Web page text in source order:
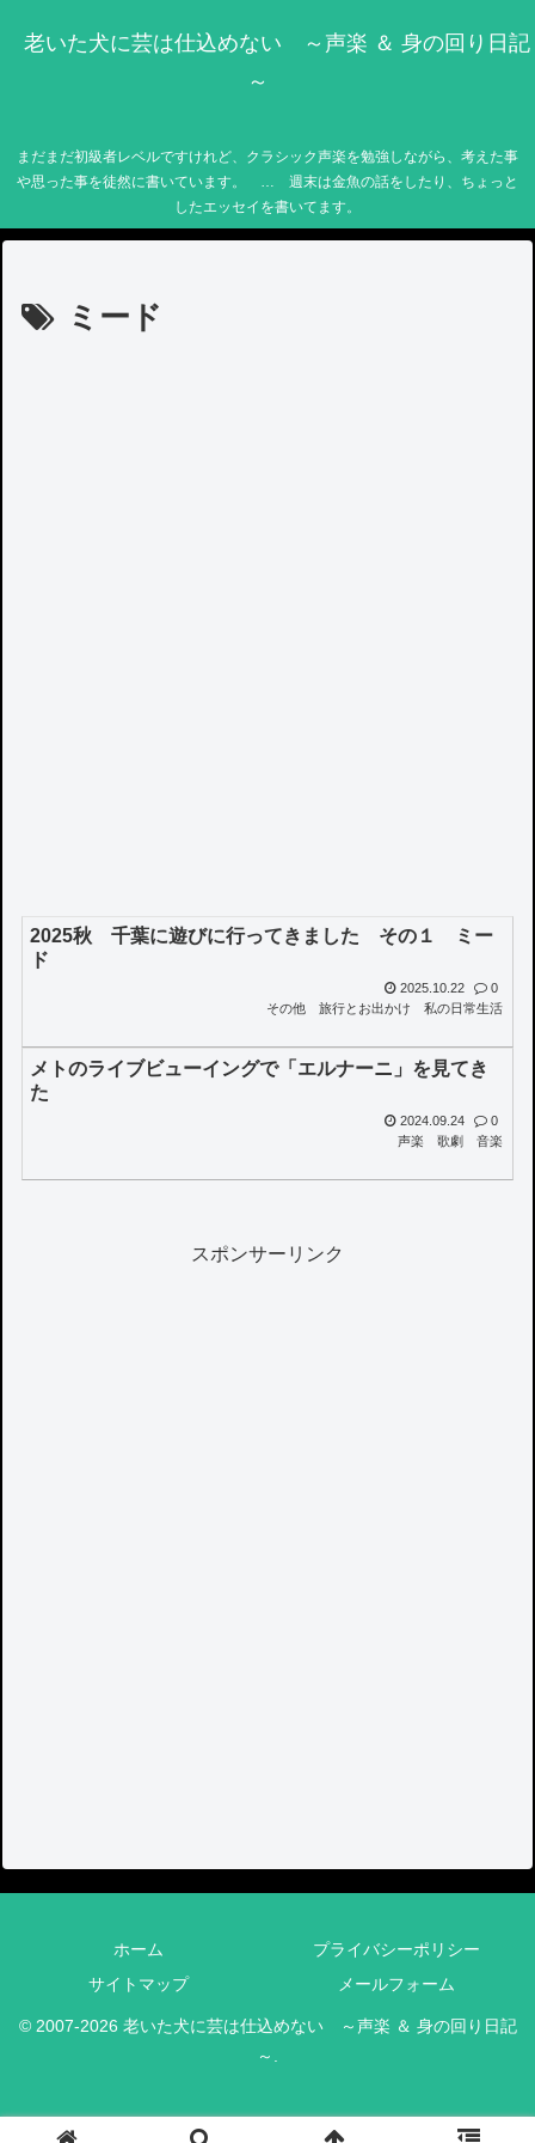
老いた犬に芸は仕込めない ～声楽 ＆ 身の回り日記
～
まだまだ初級者レベルですけれど、クラシック声楽を勉強しながら、考えた事
や思った事を徒然に書いています。 … 週末は金魚の話をしたり、ちょっと
したエッセイを書いてます。
ミード
2025秋 千葉に遊びに行ってきました その１ ミー
ド
2025.10.22
0
その他
旅行とお出かけ 私の日常生活
メトのライブビューイングで「エルナーニ」を見てき
た
2024.09.24
0
声楽
歌劇 音楽
スポンサーリンク
ホーム
プライバシーポリシー
サイトマップ
メールフォーム
© 2007-2026 老いた犬に芸は仕込めない ～声楽 ＆ 身の回り日記
～.